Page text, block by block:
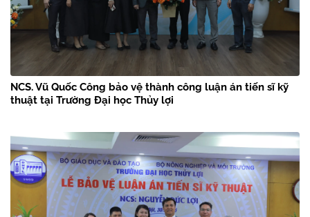
NCS. Vũ Quốc Công bảo vệ thành công luận án tiến sĩ kỹ
thuật tại Trường Đại học Thủy lợi